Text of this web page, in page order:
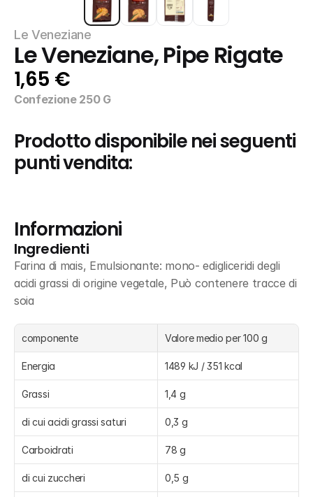
Le Veneziane
Le Veneziane, Pipe Rigate
1,65 €
Confezione 250 G
Prodotto disponibile nei seguenti
punti vendita:
Informazioni
Ingredienti
Farina di mais, Emulsionante: mono- edigliceridi degli
acidi grassi di origine vegetale, Può contenere tracce di
soia
componente Valore medio per 100 g
Energia 1489 kJ / 351 kcal
Grassi 1,4 g
di cui acidi grassi saturi 0,3 g
Carboidrati 78 g
di cui zuccheri 0,5 g